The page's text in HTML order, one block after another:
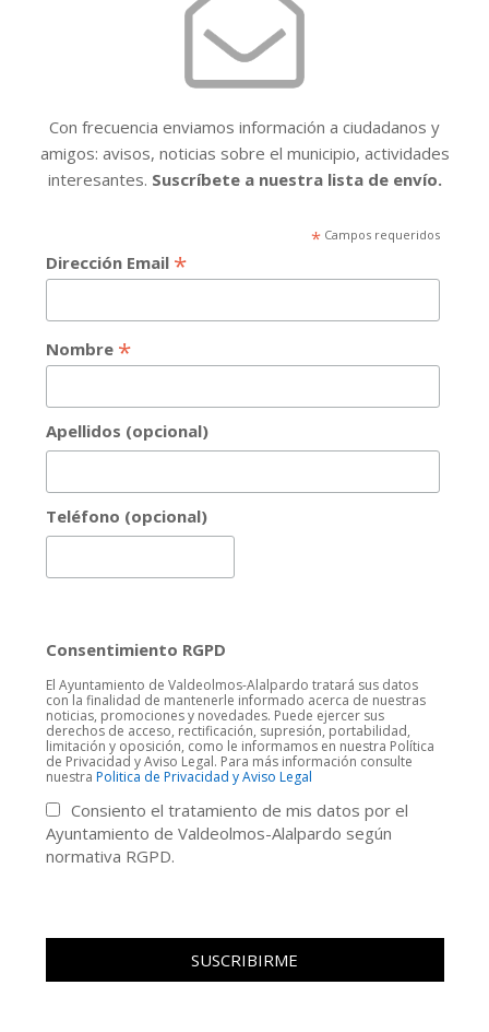
Con frecuencia enviamos información a ciudadanos y
amigos: avisos, noticias sobre el municipio, actividades
interesantes. Suscríbete a nuestra lista de envío.
*Campos requeridos
Dirección Email *
Nombre *
Apellidos (opcional)
Teléfono (opcional)
Consentimiento RGPD
El Ayuntamiento de Valdeolmos-Alalpardo tratará sus datos
con la finalidad de mantenerle informado acerca de nuestras
noticias, promociones y novedades. Puede ejercer sus
derechos de acceso, rectificación, supresión, portabilidad,
limitación y oposición, como le informamos en nuestra Política
de Privacidad y Aviso Legal. Para más información consulte
nuestra Politica de Privacidad y Aviso Legal
Consiento el tratamiento de mis datos por el
Ayuntamiento de Valdeolmos-Alalpardo según
normativa RGPD.